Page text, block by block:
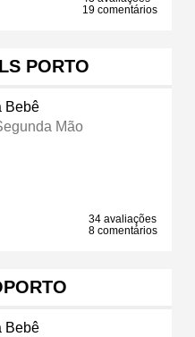
19 comentários
PORTO
Bebê
Mão
34 avaliações
8 comentários
Bebê